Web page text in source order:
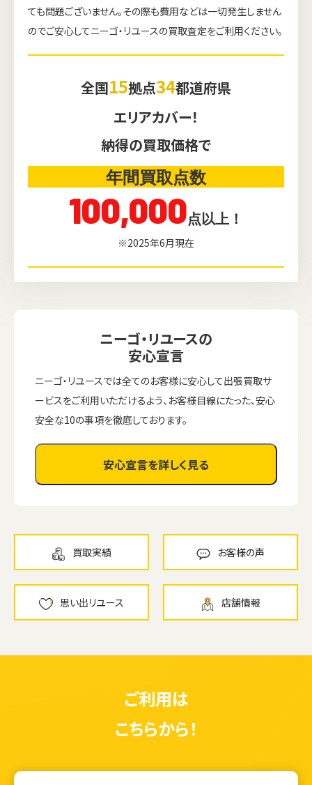
ても問題ございません。その際も費用などは一切発生しません
のでご安心してニーゴ・リユースの買取査定をご利用ください。
全国15拠点34都道府県
エリアカバー！
納得の買取価格で
年間買取点数
100,000点以上！
※2025年6月現在
ニーゴ・リユースの
安心宣言
ニーゴ・リユースでは全てのお客様に安心して出張買取サ
ービスをご利用いただけるよう、お客様目線にたった、安心
安全な10の事項を徹底しております。
安心宣言を詳しく見る
買取実績 お客様の声
思い出リユース 店舗情報
ご利用は
こちらから！